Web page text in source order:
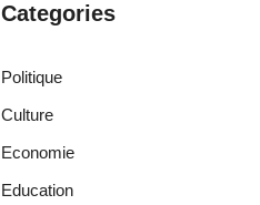
Categories
Politique
Culture
Economie
Education